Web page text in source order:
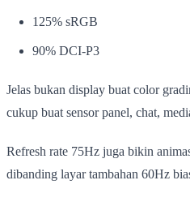
125% sRGB
90% DCI-P3
Jelas bukan display buat color
cukup buat sensor panel, chat,
Refresh rate 75Hz juga bikin
dibanding layar tambahan 60Hz